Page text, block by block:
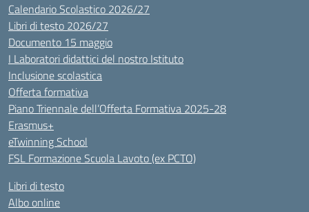
Calendario Scolastico 2026/27
Libri di testo 2026/27
Documento 15 maggio
I Laboratori didattici del nostro Istituto
Inclusione scolastica
Offerta formativa
Piano Triennale dell’Offerta Formativa 2025-28
Erasmus+
eTwinning School
FSL Formazione Scuola Lavoto (ex PCTO)
Libri di testo
Albo online